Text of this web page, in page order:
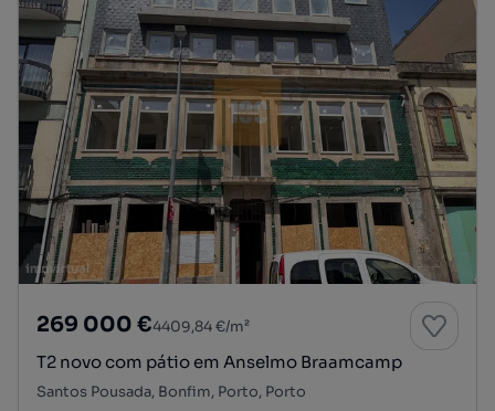
269 000 €4409,84 €/m²
T2 novo com pátio em Anselmo Braamcamp
Santos Pousada, Bonfim, Porto, Porto